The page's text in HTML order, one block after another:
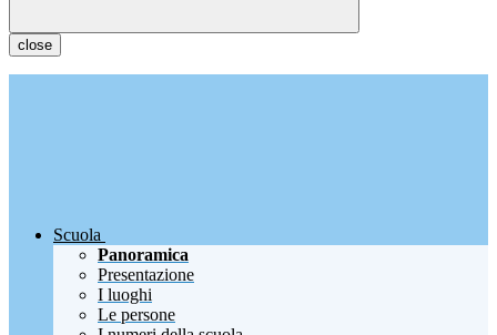
close
Scuola
Panoramica
Presentazione
I luoghi
Le persone